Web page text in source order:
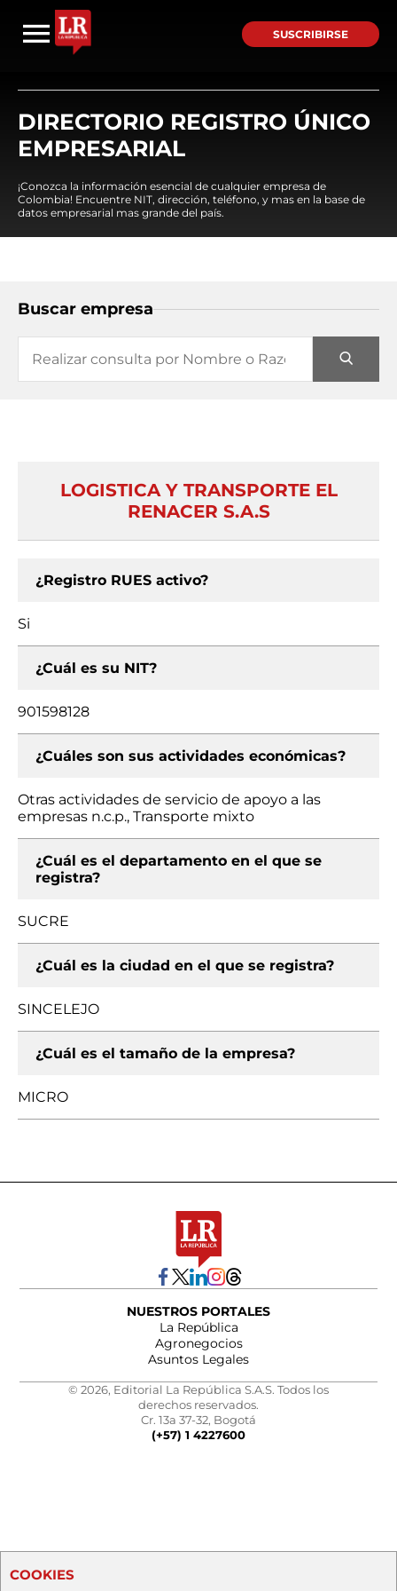
SUSCRIBIRSE
DIRECTORIO REGISTRO ÚNICO
EMPRESARIAL
¡Conozca la información esencial de cualquier empresa de
Colombia! Encuentre NIT, dirección, teléfono, y mas en la base de
datos empresarial mas grande del país.
Buscar empresa
LOGISTICA Y TRANSPORTE EL
RENACER S.A.S
¿Registro RUES activo?
Si
¿Cuál es su NIT?
901598128
¿Cuáles son sus actividades económicas?
Otras actividades de servicio de apoyo a las
empresas n.c.p., Transporte mixto
¿Cuál es el departamento en el que se
registra?
SUCRE
¿Cuál es la ciudad en el que se registra?
SINCELEJO
¿Cuál es el tamaño de la empresa?
MICRO
NUESTROS PORTALES
La República
Agronegocios
Asuntos Legales
© 2026, Editorial La República S.A.S. Todos los
derechos reservados.
Cr. 13a 37-32, Bogotá
(+57) 1 4227600
COOKIES